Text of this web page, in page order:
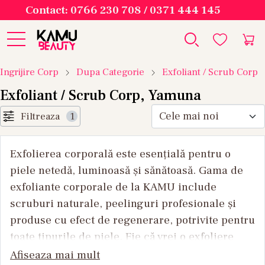
Contact: 0766 230 708 / 0371 444 145
Ingrijire Corp Dupa Categorie Exfoliant / Scrub Corp
Exfoliant / Scrub Corp, Yamuna
Filtreaza 1
Exfolierea corporală este esențială pentru o
piele netedă, luminoasă și sănătoasă. Gama de
exfoliante corporale de la KAMU include
scruburi naturale, peelinguri profesionale și
produse cu efect de regenerare, potrivite pentru
toate tipurile de piele. Fie că vrei o exfoliere
delicată sau una intensă, ai la dispoziție texturi
Afiseaza mai mult